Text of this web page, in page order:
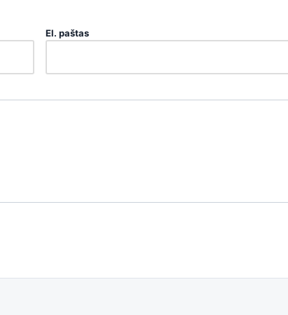
El. paštas